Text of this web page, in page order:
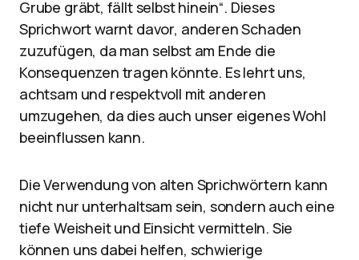
Grube gräbt, fällt selbst hinein“. Dieses
Sprichwort warnt davor, anderen Schaden
zuzufügen, da man selbst am Ende die
Konsequenzen tragen könnte. Es lehrt uns,
achtsam und respektvoll mit anderen
umzugehen, da dies auch unser eigenes Wohl
beeinflussen kann.
Die Verwendung von alten Sprichwörtern kann
nicht nur unterhaltsam sein, sondern auch eine
tiefe Weisheit und Einsicht vermitteln. Sie
können uns dabei helfen, schwierige